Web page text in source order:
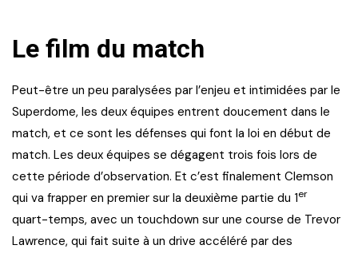
Le film du match
Peut-être un peu paralysées par l’enjeu et intimidées par le
Superdome, les deux équipes entrent doucement dans le
match, et ce sont les défenses qui font la loi en début de
match. Les deux équipes se dégagent trois fois lors de
cette période d’observation. Et c’est finalement Clemson
qui va frapper en premier sur la deuxième partie du 1er
quart-temps, avec un touchdown sur une course de Trevor
Lawrence, qui fait suite à un drive accéléré par des